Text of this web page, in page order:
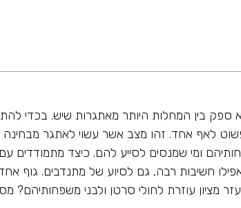
ספק בין המחלות היותר מאתגרות שיש. בכדי
לאף אחד. זהו מצב אשר עשוי לאתגר מבחינה
ומי שמנסים לסייע להם. כיצד מתמודדים
חשיבות רבה, גם לסיוע של מתנדבים. גוף
מציון עוזרת לחולי סרטן ולבני משפחותיהם?